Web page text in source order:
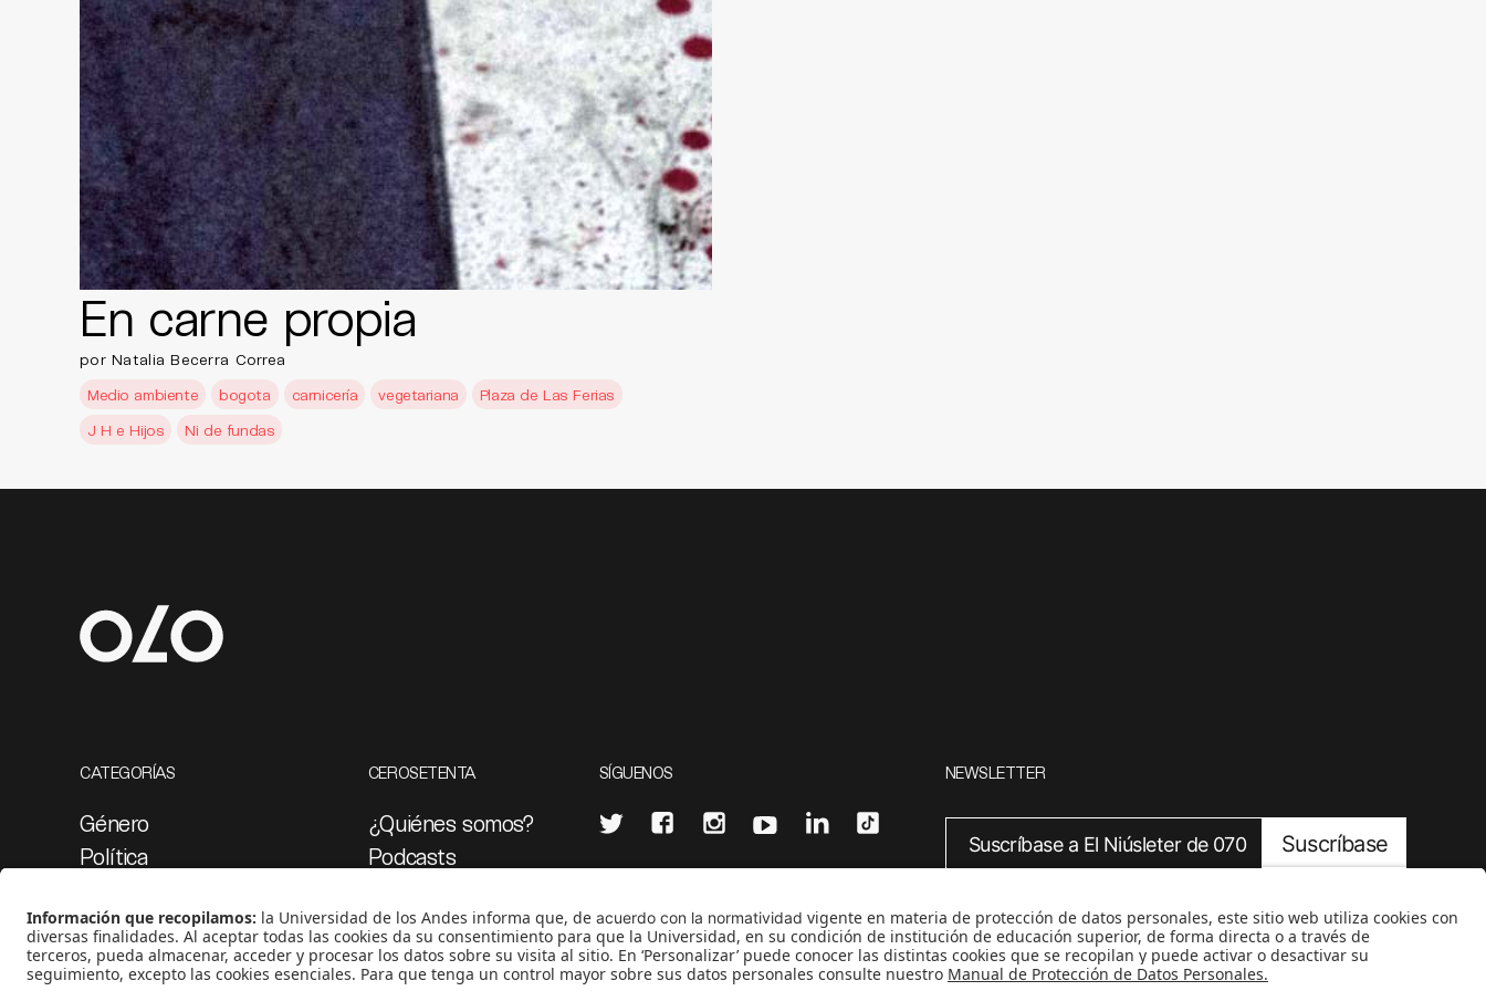
En carne propia
por Natalia Becerra Correa
Medio ambiente
bogota carnicería vegetariana
Plaza de Las Ferias
J H e Hijos
Ni de fundas
CATEGORÍAS
Género
Política
Medio ambiente
Medios y periodismo
CEROSETENTA
¿Quiénes somos?
Podcasts
Proyectos 070
SÍGUENOS
CONTÁCTANOS
cerosetenta@uniandes.edu.co
NEWSLETTER
Suscríbase